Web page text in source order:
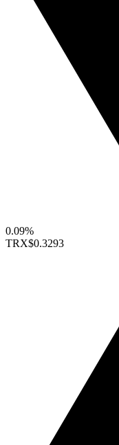
0.09%
TRX$0.3293